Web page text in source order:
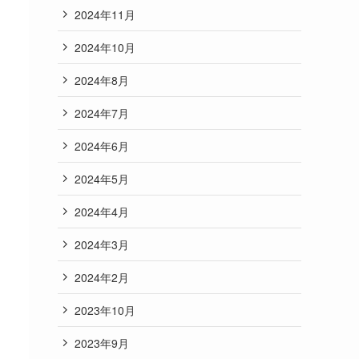
2024年11月
2024年10月
2024年8月
2024年7月
2024年6月
2024年5月
2024年4月
2024年3月
2024年2月
2023年10月
2023年9月